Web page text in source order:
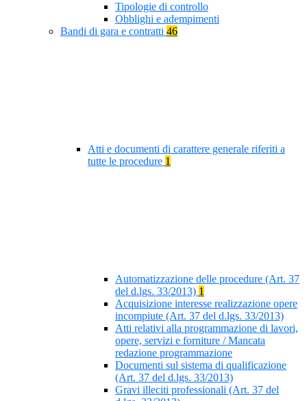
Tipologie di controllo
Obblighi e adempimenti
Bandi di gara e contratti 46
Atti e documenti di carattere generale riferiti a
tutte le procedure 1
Automatizzazione delle procedure (Art. 37
del d.lgs. 33/2013) 1
Acquisizione interesse realizzazione opere
incompiute (Art. 37 del d.lgs. 33/2013)
Atti relativi alla programmazione di lavori,
opere, servizi e forniture / Mancata
redazione programmazione
Documenti sul sistema di qualificazione
(Art. 37 del d.lgs. 33/2013)
Gravi illeciti professionali (Art. 37 del